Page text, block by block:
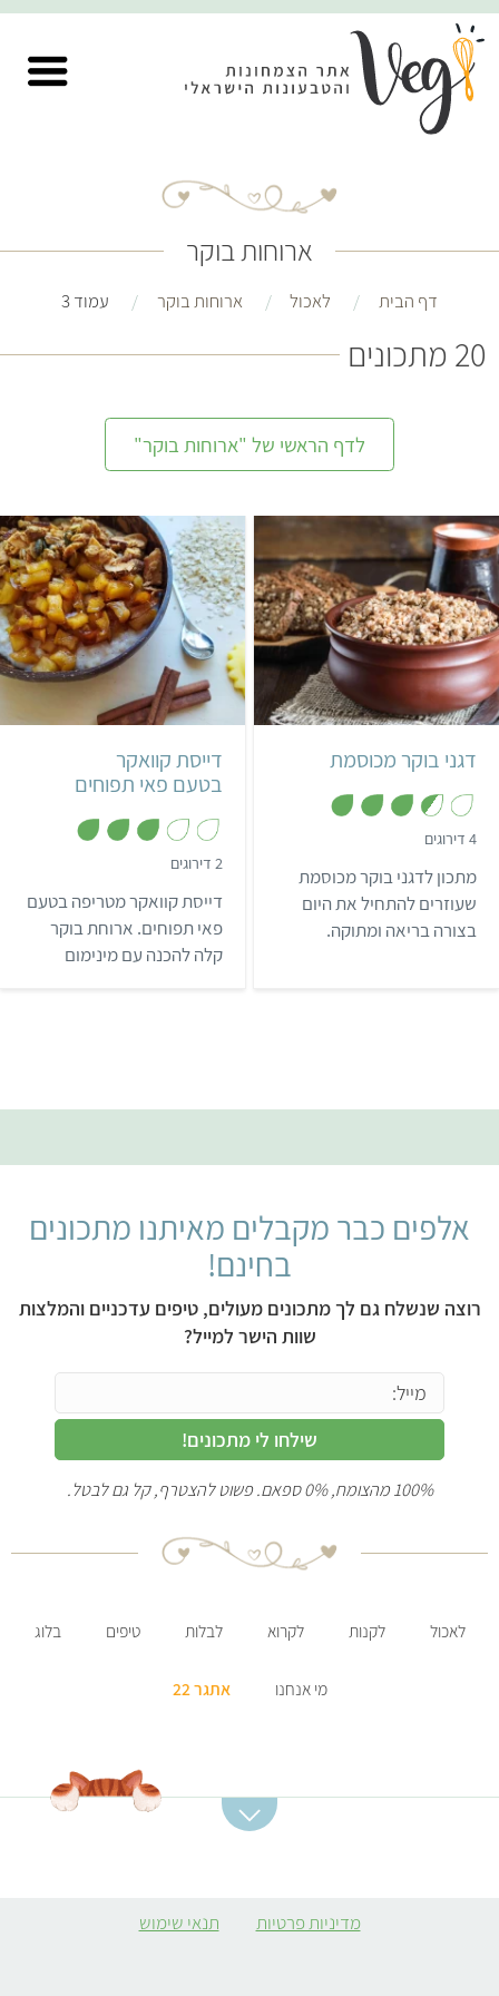
ארוחות בוקר
דף הבית לאכול ארוחות בוקר עמוד 3
20 מתכונים
לדף הראשי של "ארוחות בוקר"
קל 20 שעות
3 צלחות
דגני בוקר מכוסמת
4 דירוגים
.
5
מ
ת
ו
מתכון לדגני בוקר מכוסמת
שעוזרים להתחיל את היום
בצורה בריאה ומתוקה.
קל 13 דקות
אמריקאי
דייסת קוואקר
בטעם פאי תפוחים
2 דירוגים
ת
ו
ך
5
דייסת קוואקר מטריפה בטעם
פאי תפוחים. ארוחת בוקר
קלה להכנה עם מינימום
אלפים כבר מקבלים מאיתנו מתכונים
בחינם!
רוצה שנשלח גם לך מתכונים מעולים, טיפים עדכניים והמלצות
שוות הישר למייל?
שילחו לי מתכונים!
100% מהצומח, 0% ספאם. פשוט להצטרף, קל גם לבטל.
לאכול לקנות לקרוא לבלות טיפים בלוג
מי אנחנו אתגר 22
קובה סלק
מדיניות פרטיות תנאי שימוש